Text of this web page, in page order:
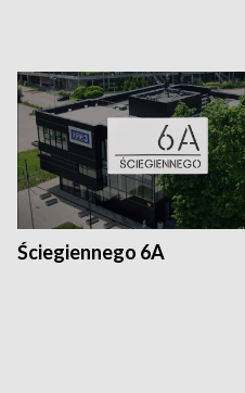
Ściegiennego 6A